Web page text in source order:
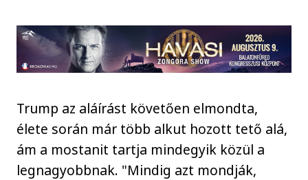
Trump az aláírást követően elmondta,
élete során már több alkut hozott tető alá,
ám a mostanit tartja mindegyik közül a
legnagyobbnak. "Mindig azt mondják,